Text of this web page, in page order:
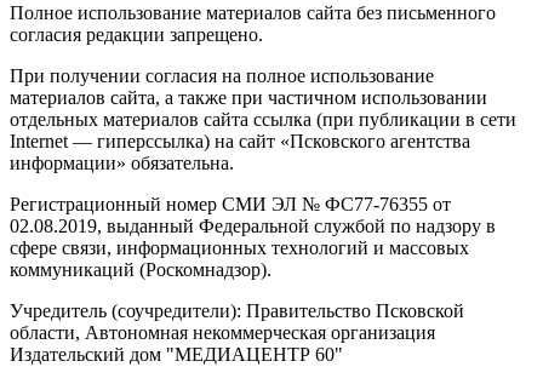
Полное использование материалов сайта без письменного
согласия редакции запрещено.
При получении согласия на полное использование
материалов сайта, а также при частичном использовании
отдельных материалов сайта ссылка (при публикации в сети
Internet — гиперссылка) на сайт «Псковского агентства
информации» обязательна.
Регистрационный номер СМИ ЭЛ № ФС77-76355 от
02.08.2019, выданный Федеральной службой по надзору в
сфере связи, информационных технологий и массовых
коммуникаций (Роскомнадзор).
Учредитель (соучредители): Правительство Псковской
области, Автономная некоммерческая организация
Издательский дом "МЕДИАЦЕНТР 60"